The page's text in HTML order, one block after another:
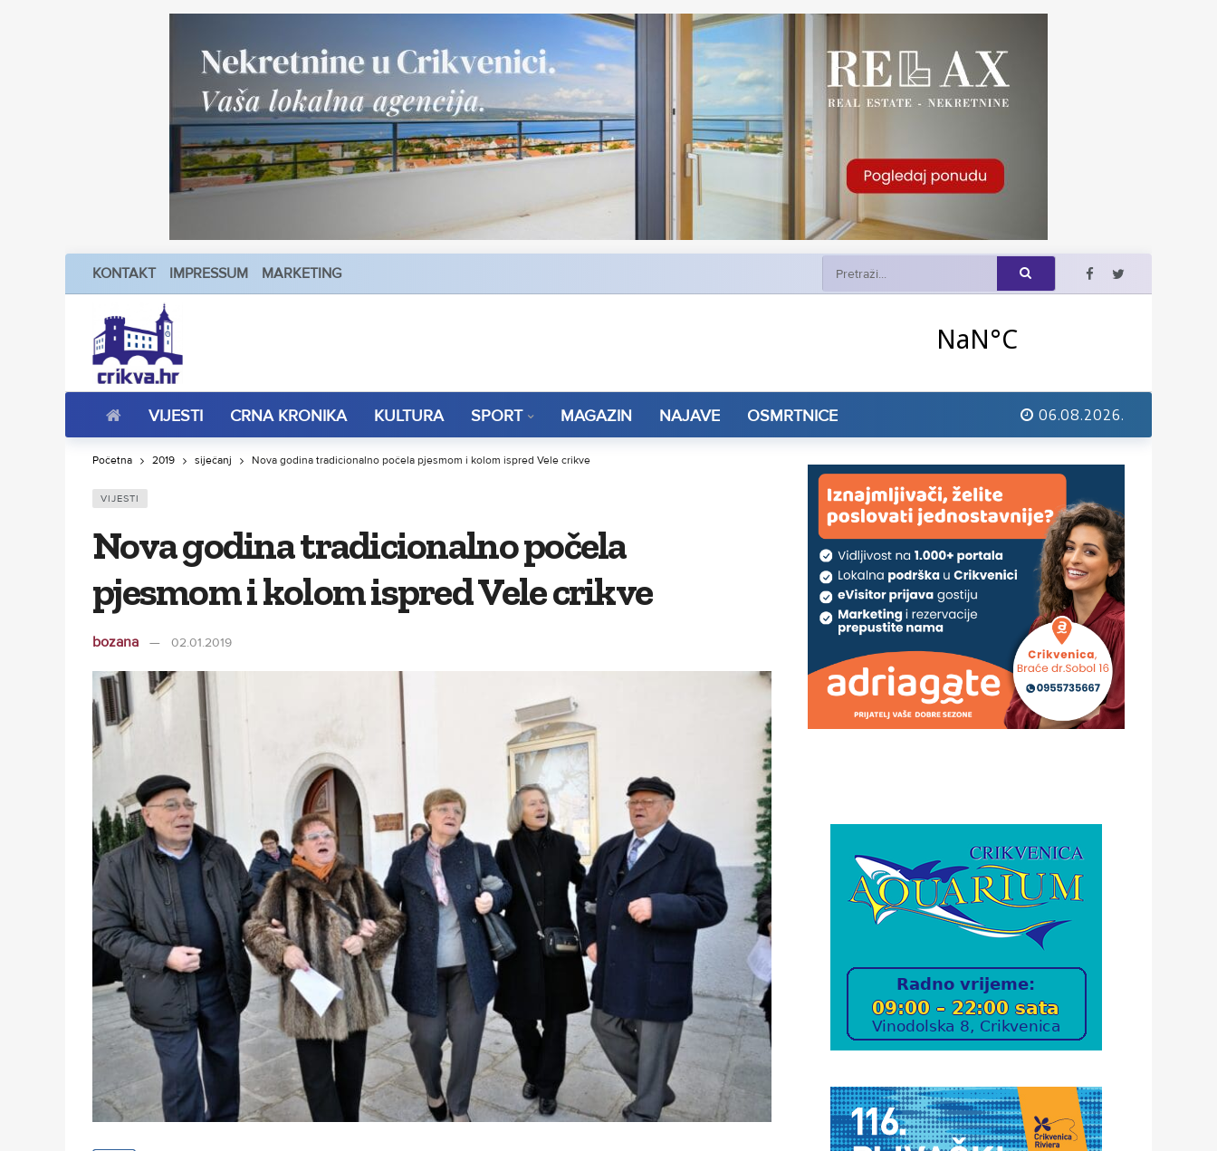
KONTAKT IMPRESSUM MARKETING
VIJESTI CRNA KRONIKA KULTURA SPORT MAGAZIN NAJAVE OSMRTNICE 06.08.2026.
Početna 2019 siječanj Nova godina tradicionalno počela pjesmom i kolom ispred Vele crikve
VIJESTI
Nova godina tradicionalno počela
pjesmom i kolom ispred Vele crikve
bozana 02.01.2019